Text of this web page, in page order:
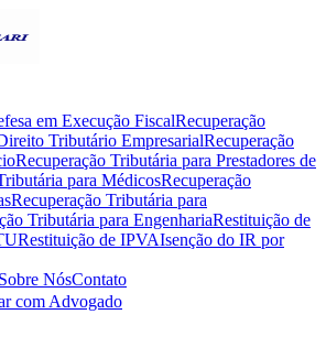
em Execução FiscalRecuperação
Tributário EmpresarialRecuperação
Recuperação Tributária para Prestadores de
para MédicosRecuperação
Recuperação Tributária para
Tributária para EngenhariaRestituição de
Restituição de IPVAIsenção do IR por
Sobre NósContato
com Advogado